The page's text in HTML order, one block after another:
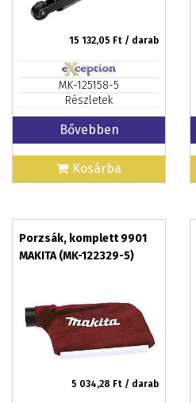
15 132,05 Ft / darab
MK-125158-5
Részletek
Bővebben
Kosárba
Porzsák, komplett 9901
MAKITA (MK-122329-5)
5 034,28 Ft / darab